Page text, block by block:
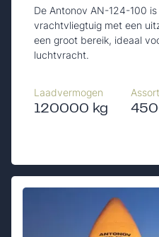
De Antonov AN-124-100
vrachtvliegtuig met een
een groot bereik, ideaal
luchtvracht.
Laadvermogen
120000 kg